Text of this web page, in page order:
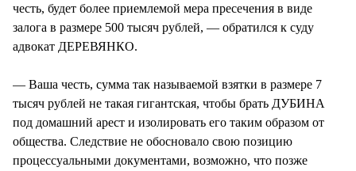
честь, будет более приемлемой мера пресечения в виде
залога в размере 500 тысяч рублей, — обратился к суду
адвокат ДЕРЕВЯНКО.
— Ваша честь, сумма так называемой взятки в размере 7
тысяч рублей не такая гигантская, чтобы брать ДУБИНА
под домашний арест и изолировать его таким образом от
общества. Следствие не обосновало свою позицию
процессуальными документами, возможно, что позже